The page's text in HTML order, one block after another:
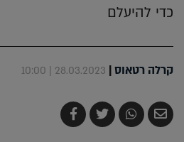
כדי להיעלם
קרלה רטאוס|
28.03.2023 | 10:00
שלח
בדואר
שתף
ב-
צייץ
ב-
שתף
ב-